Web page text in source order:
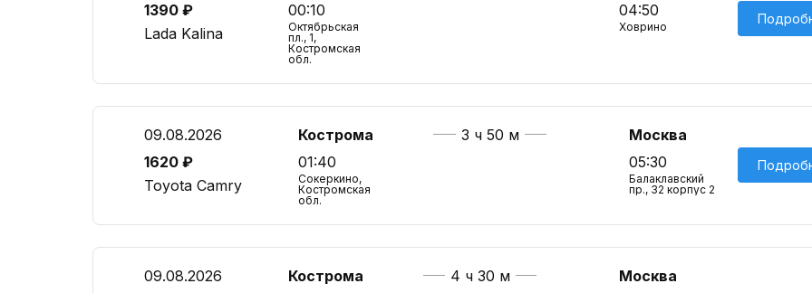
1390 ₽
Lada Kalina
00:10
Октябрьская
пл., 1,
Костромская
обл.
04:50
Ховрино
09.08.2026
1620 ₽
Toyota Camry
Кострома
01:40
Сокеркино,
Костромская
обл.
3 ч 50 м
Москва
05:30
Балаклавский
пр., 32 корпус 2
09.08.2026
Кострома
4 ч 30 м
Москва